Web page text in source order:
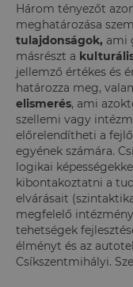
Három tényezőt
meghatározása
tulajdonságok, ami
másrészt a
jellemző értékes és
határozza meg,
elismerés, ami
szellemi vagy
előrelendítheti a
egyének számára.
logikai
kibontakoztatni a
elvárásait
megfelelő
tehetségek
élményt és az
Csíkszentmihályi.